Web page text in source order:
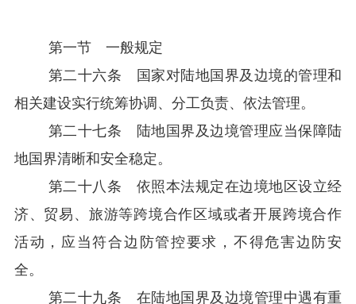
第一节 一般规定
第二十六条 国家对陆地国界及边境的管理和
相关建设实行统筹协调、分工负责、依法管理。
第二十七条 陆地国界及边境管理应当保障陆
地国界清晰和安全稳定。
第二十八条 依照本法规定在边境地区设立经
济、贸易、旅游等跨境合作区域或者开展跨境合作
活动，应当符合边防管控要求，不得危害边防安
全。
第二十九条 在陆地国界及边境管理中遇有重